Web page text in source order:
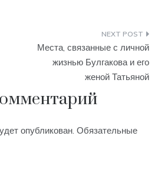
Места, связанные с личной
жизнью Булгакова и его
женой Татьяной
опубликован. Обязательные